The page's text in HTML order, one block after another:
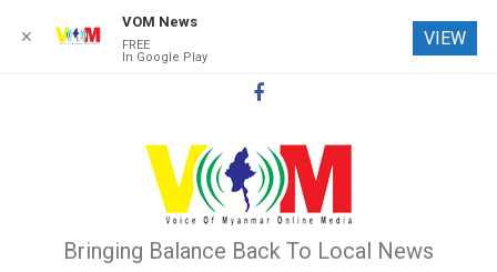
Bringing Balance Back To Local News
✕
VOM News
FREE
In Google Play
VIEW